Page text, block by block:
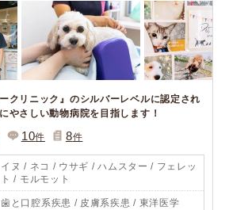
クリニック』のシルバーレベルに認定され
やさしい動物病院を目指します！
10件 8件
イヌ / ネコ / ウサギ / ハムスター / フェレッ
ト / モルモット
歯と口腔系疾患 / 皮膚系疾患 / 東洋医学